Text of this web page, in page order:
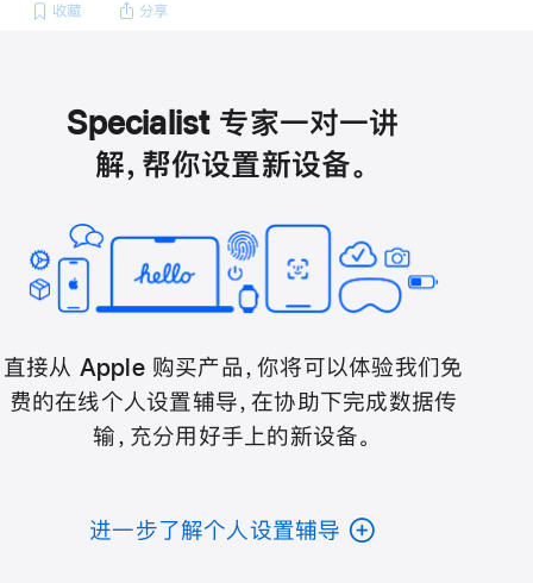
收藏 分享
Specialist 专家一对一讲
解，帮你设置新设备。
直接从 Apple 购买产品，你将可以体验我们免
费的在线个人设置辅导，在协助下完成数据传
输，充分用好手上的新设备。
进一步了解个人设置辅导